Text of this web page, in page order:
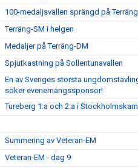
100-medaljsvallen sprängd på
Terräng-SM i helgen
Medaljer på Terräng-DM
Spjutkastning på Sollentunavallen
En av Sveriges största
söker evenemangssponsor!
Tureberg 1:a och 2:a i
Summering av Veteran-EM
Veteran-EM - dag 9